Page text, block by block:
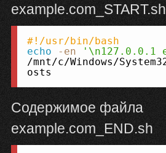
example.com_START.sh
#!/usr/bin/bash
echo
-en '\n127.0.0.1
/mnt/c/Windows/
osts
Содержимое файла
example.com_END.sh